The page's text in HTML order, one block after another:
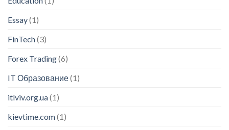
Essay(1)
FinTech(3)
Forex Trading(6)
IT Образование(1)
itlviv.org.ua(1)
kievtime.com(1)